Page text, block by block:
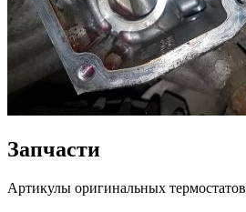
Запчасти
Артикулы оригинальных термостатов